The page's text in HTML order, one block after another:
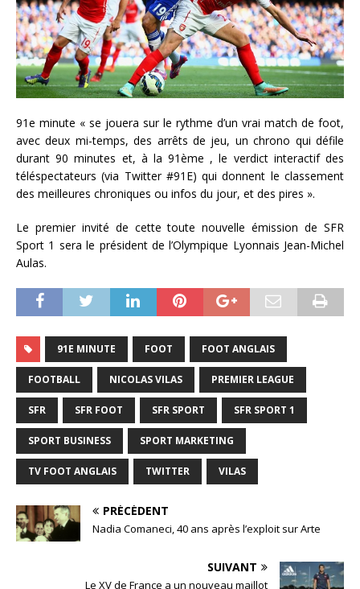
91e minute « se jouera sur le rythme d’un vrai match de foot,
avec deux mi-temps, des arrêts de jeu, un chrono qui défile
durant 90 minutes et, à la 91ème , le verdict interactif des
téléspectateurs (via Twitter #91E) qui donnent le classement
des meilleures chroniques ou infos du jour, et des pires ».
Le premier invité de cette toute nouvelle émission de SFR
Sport 1 sera le président de l’Olympique Lyonnais Jean-Michel
Aulas.
91E MINUTE FOOT FOOT ANGLAIS
FOOTBALL NICOLAS VILAS PREMIER LEAGUE
SFR SFR FOOT SFR SPORT SFR SPORT 1
SPORT BUSINESS SPORT MARKETING
TV FOOT ANGLAIS TWITTER VILAS
PRÉCÉDENT
Nadia Comaneci, 40 ans après l’exploit sur Arte
SUIVANT
Le XV de France a un nouveau maillot